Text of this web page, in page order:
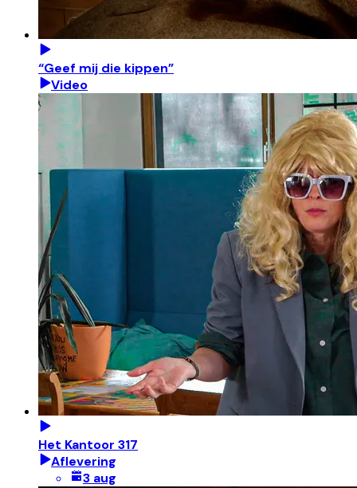
“Geef mij die kippen”
Video
Het Kantoor 317
Aflevering
3 aug